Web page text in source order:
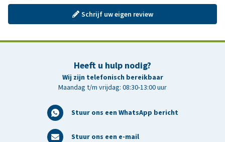
Schrijf uw eigen review
Heeft u hulp nodig?
Wij zijn telefonisch bereikbaar
Maandag t/m vrijdag: 08:30-13:00 uur
Stuur ons een WhatsApp bericht
Stuur ons een e-mail